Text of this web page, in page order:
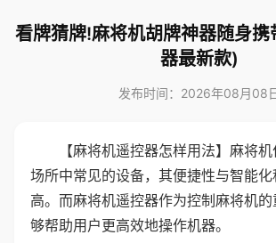
看牌猜牌!麻将机胡牌神器随身
器最新款)
发布时间：2026年08月08
【麻将机遥控器怎样用法】麻将
场所中常见的设备，其便捷性与智能
高。而麻将机遥控器作为控制麻将机
够帮助用户更高效地操作机器。